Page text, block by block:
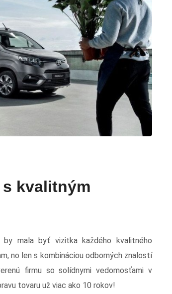
kvalitným
by mala byť vizitka každého kvalitného
no len s kombináciou odborných znalostí
firmu so solídnymi vedomosťami v
tovaru už viac ako 10 rokov!